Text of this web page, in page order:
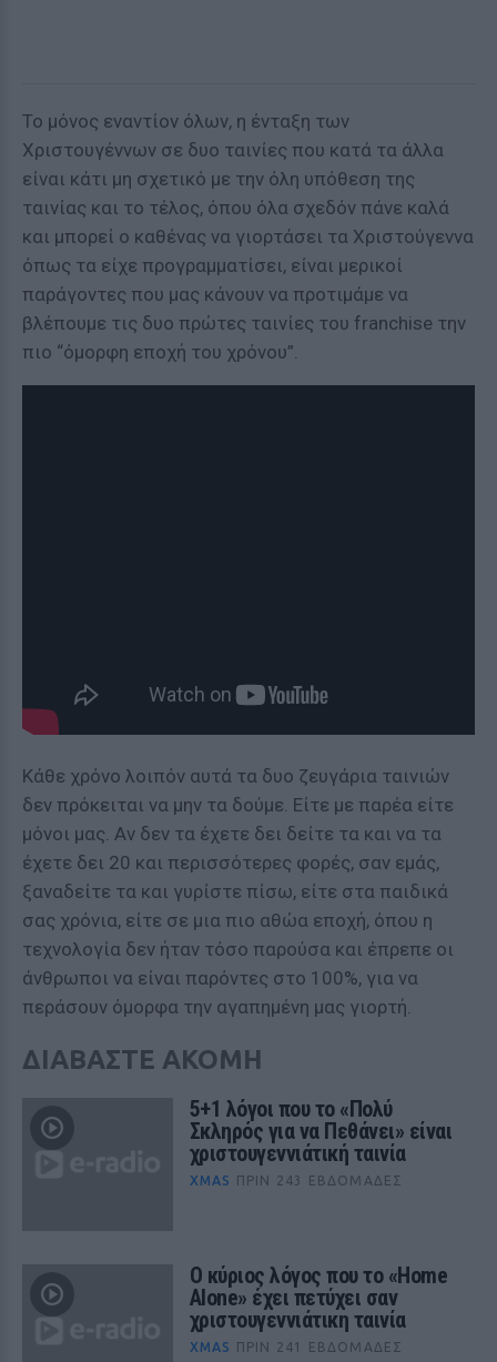
Το μόνος εναντίον όλων, η ένταξη των
Χριστουγέννων σε δυο ταινίες που κατά τα άλλα
είναι κάτι μη σχετικό με την όλη υπόθεση της
ταινίας και το τέλος, όπου όλα σχεδόν πάνε καλά
και μπορεί ο καθένας να γιορτάσει τα Χριστούγεννα
όπως τα είχε προγραμματίσει, είναι μερικοί
παράγοντες που μας κάνουν να προτιμάμε να
βλέπουμε τις δυο πρώτες ταινίες του franchise την
πιο “όμορφη εποχή του χρόνου”.
Κάθε χρόνο λοιπόν αυτά τα δυο ζευγάρια ταινιών
δεν πρόκειται να μην τα δούμε. Είτε με παρέα είτε
μόνοι μας. Αν δεν τα έχετε δει δείτε τα και να τα
έχετε δει 20 και περισσότερες φορές, σαν εμάς,
ξαναδείτε τα και γυρίστε πίσω, είτε στα παιδικά
σας χρόνια, είτε σε μια πιο αθώα εποχή, όπου η
τεχνολογία δεν ήταν τόσο παρούσα και έπρεπε οι
άνθρωποι να είναι παρόντες στο 100%, για να
περάσουν όμορφα την αγαπημένη μας γιορτή.
ΔΙΑΒΑΣΤΕ ΑΚΟΜΗ
5+1 λόγοι που το «Πολύ
Σκληρός για να Πεθάνει» είναι
χριστουγεννιάτική ταινία
XMAS ΠΡΙΝ 243 ΕΒΔΟΜΆΔΕΣ
Ο κύριος λόγος που το «Home
Alone» έχει πετύχει σαν
χριστουγεννιάτικη ταινία
XMAS ΠΡΙΝ 241 ΕΒΔΟΜΆΔΕΣ